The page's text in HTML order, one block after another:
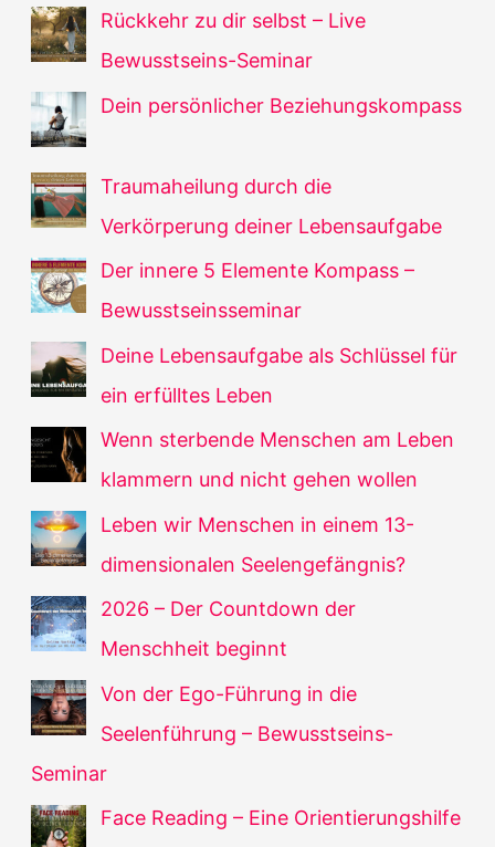
Rückkehr zu dir selbst – Live
Bewusstseins-Seminar
Dein persönlicher Beziehungskompass
Traumaheilung durch die
Verkörperung deiner Lebensaufgabe
Der innere 5 Elemente Kompass –
Bewusstseinsseminar
Deine Lebensaufgabe als Schlüssel für
ein erfülltes Leben
Wenn sterbende Menschen am Leben
klammern und nicht gehen wollen
Leben wir Menschen in einem 13-
dimensionalen Seelengefängnis?
2026 – Der Countdown der
Menschheit beginnt
Von der Ego-Führung in die
Seelenführung – Bewusstseins-
Seminar
Face Reading – Eine Orientierungshilfe